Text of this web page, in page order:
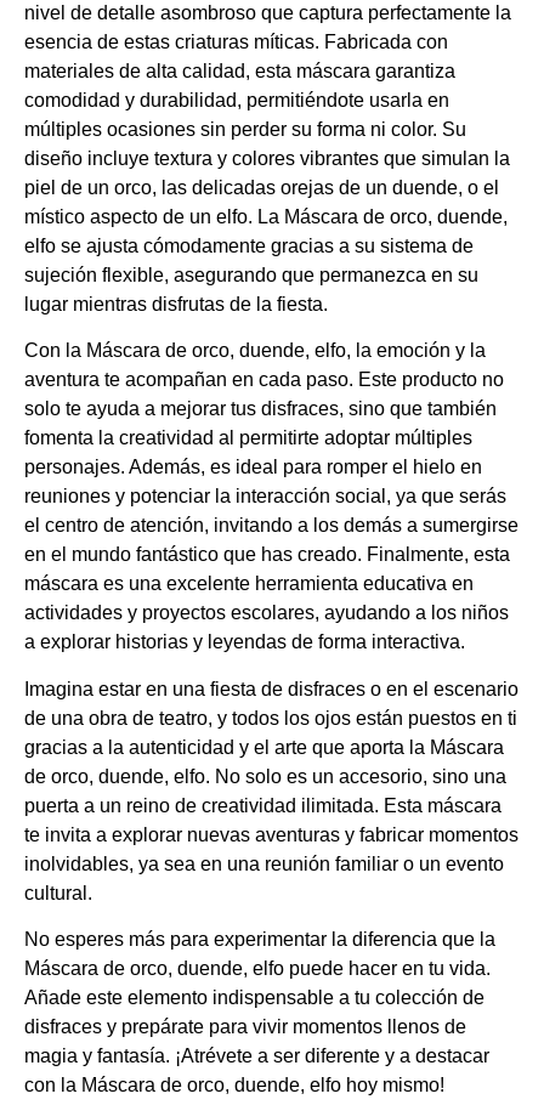
nivel de detalle asombroso que captura perfectamente la
esencia de estas criaturas míticas. Fabricada con
materiales de alta calidad, esta máscara garantiza
comodidad y durabilidad, permitiéndote usarla en
múltiples ocasiones sin perder su forma ni color. Su
diseño incluye textura y colores vibrantes que simulan la
piel de un orco, las delicadas orejas de un duende, o el
místico aspecto de un elfo. La Máscara de orco, duende,
elfo se ajusta cómodamente gracias a su sistema de
sujeción flexible, asegurando que permanezca en su
lugar mientras disfrutas de la fiesta.
Con la Máscara de orco, duende, elfo, la emoción y la
aventura te acompañan en cada paso. Este producto no
solo te ayuda a mejorar tus disfraces, sino que también
fomenta la creatividad al permitirte adoptar múltiples
personajes. Además, es ideal para romper el hielo en
reuniones y potenciar la interacción social, ya que serás
el centro de atención, invitando a los demás a sumergirse
en el mundo fantástico que has creado. Finalmente, esta
máscara es una excelente herramienta educativa en
actividades y proyectos escolares, ayudando a los niños
a explorar historias y leyendas de forma interactiva.
Imagina estar en una fiesta de disfraces o en el escenario
de una obra de teatro, y todos los ojos están puestos en ti
gracias a la autenticidad y el arte que aporta la Máscara
de orco, duende, elfo. No solo es un accesorio, sino una
puerta a un reino de creatividad ilimitada. Esta máscara
te invita a explorar nuevas aventuras y fabricar momentos
inolvidables, ya sea en una reunión familiar o un evento
cultural.
No esperes más para experimentar la diferencia que la
Máscara de orco, duende, elfo puede hacer en tu vida.
Añade este elemento indispensable a tu colección de
disfraces y prepárate para vivir momentos llenos de
magia y fantasía. ¡Atrévete a ser diferente y a destacar
con la Máscara de orco, duende, elfo hoy mismo!